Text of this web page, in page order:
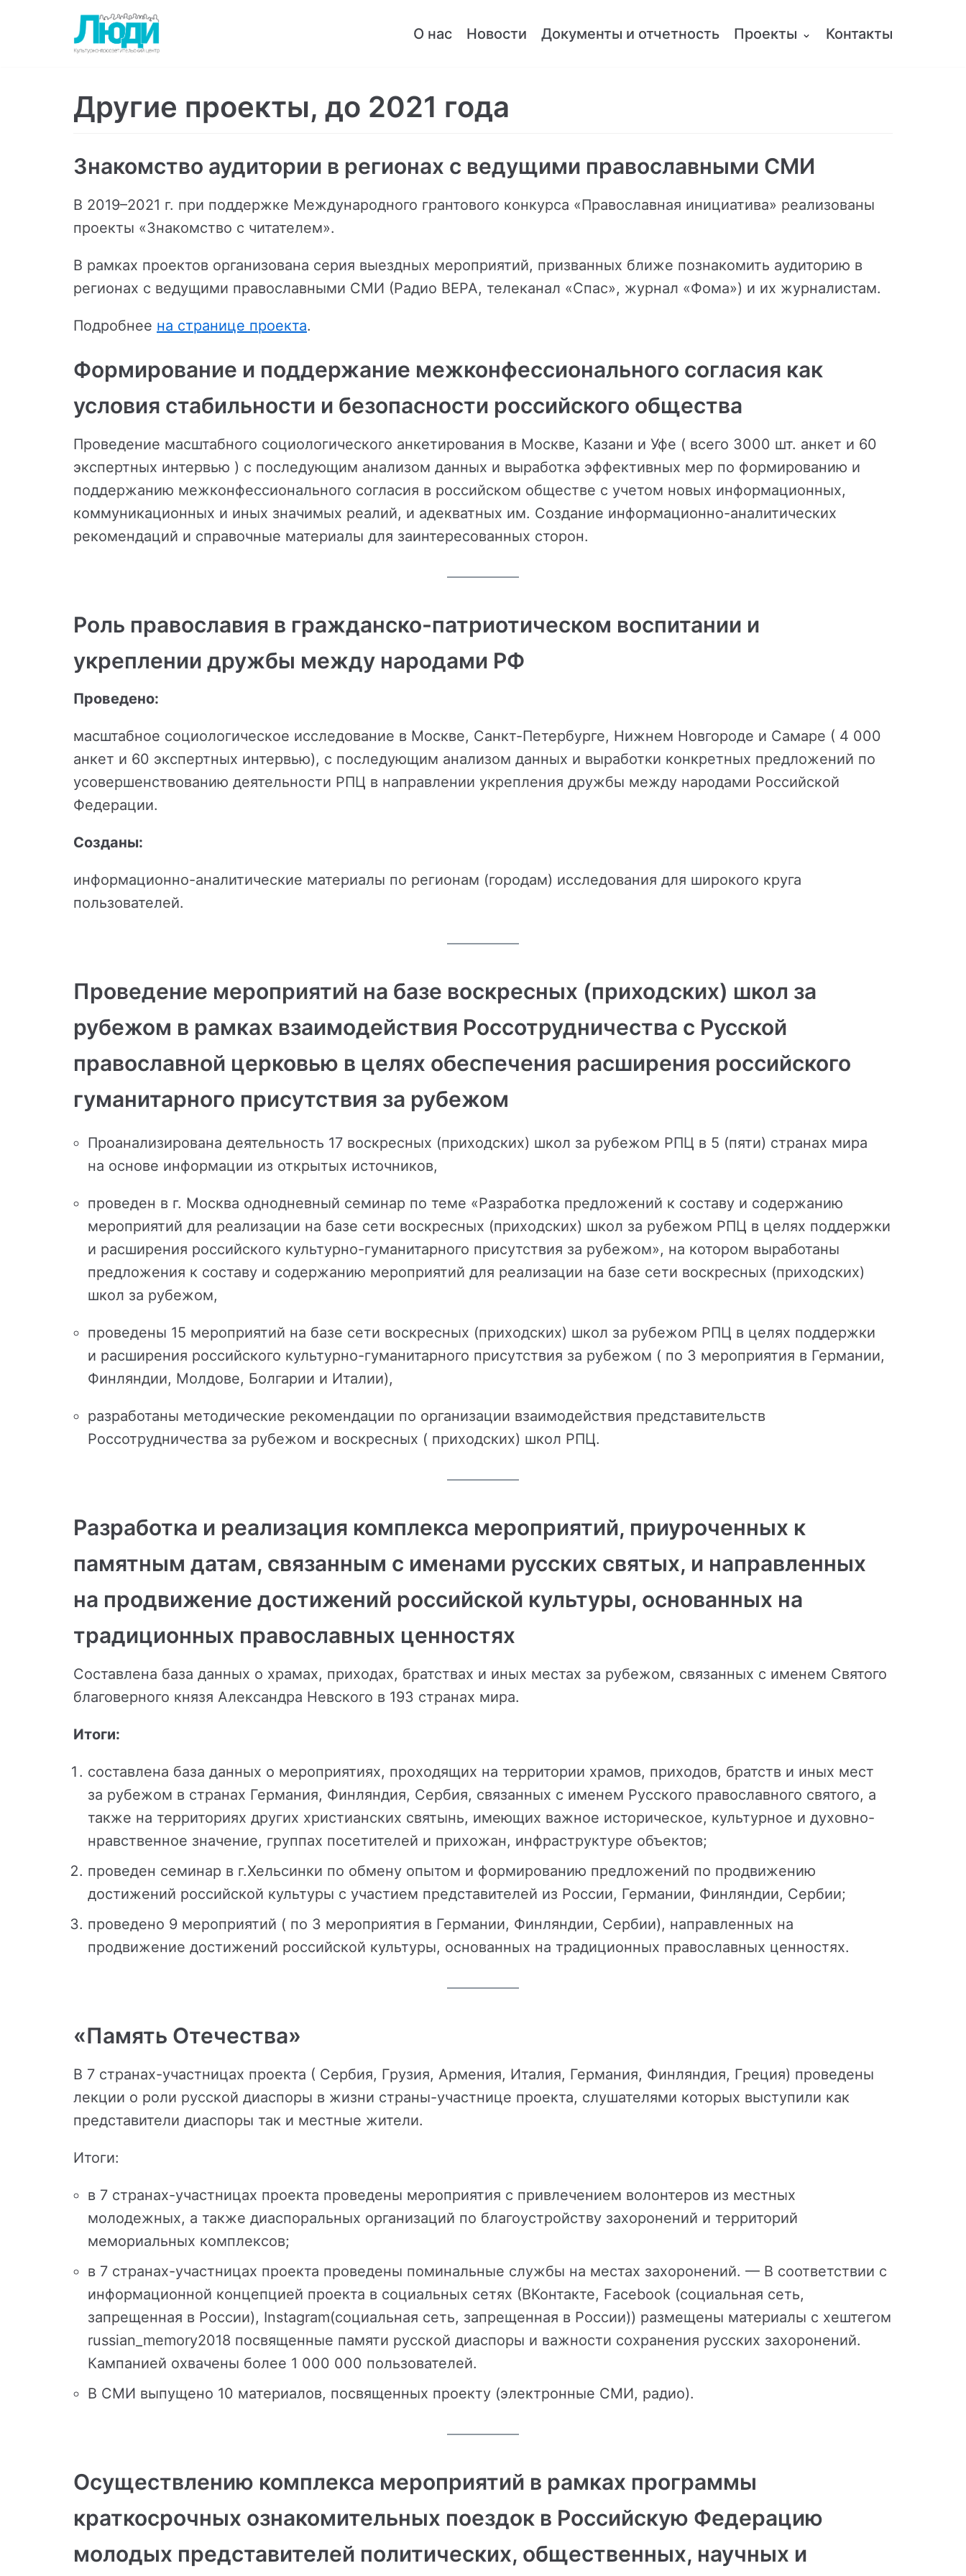
О нас Новости Документы и отчетность Проекты Контакты
Другие проекты, до 2021 года
Знакомство аудитории в регионах с ведущими православными СМИ
В 2019–2021 г. при поддержке Международного грантового конкурса «Православная инициатива» реализованы
проекты «Знакомство с читателем».
В рамках проектов организована серия выездных мероприятий, призванных ближе познакомить аудиторию в
регионах с ведущими православными СМИ (Радио ВЕРА, телеканал «Спас», журнал «Фома») и их журналистам.
Подробнее на странице проекта.
Формирование и поддержание межконфессионального согласия как
условия стабильности и безопасности российского общества
Проведение масштабного социологического анкетирования в Москве, Казани и Уфе ( всего 3000 шт. анкет и 60
экспертных интервью ) с последующим анализом данных и выработка эффективных мер по формированию и
поддержанию межконфессионального согласия в российском обществе с учетом новых информационных,
коммуникационных и иных значимых реалий, и адекватных им. Создание информационно-аналитических
рекомендаций и справочные материалы для заинтересованных сторон.
Роль православия в гражданско-патриотическом воспитании и
укреплении дружбы между народами РФ
Проведено:
масштабное социологическое исследование в Москве, Санкт-Петербурге, Нижнем Новгороде и Самаре ( 4 000
анкет и 60 экспертных интервью), с последующим анализом данных и выработки конкретных предложений по
усовершенствованию деятельности РПЦ в направлении укрепления дружбы между народами Российской
Федерации.
Созданы:
информационно-аналитические материалы по регионам (городам) исследования для широкого круга
пользователей.
Проведение мероприятий на базе воскресных (приходских) школ за
рубежом в рамках взаимодействия Россотрудничества с Русской
православной церковью в целях обеспечения расширения российского
гуманитарного присутствия за рубежом
Проанализирована деятельность 17 воскресных (приходских) школ за рубежом РПЦ в 5 (пяти) странах мира
на основе информации из открытых источников,
проведен в г. Москва однодневный семинар по теме «Разработка предложений к составу и содержанию
мероприятий для реализации на базе сети воскресных (приходских) школ за рубежом РПЦ в целях поддержки
и расширения российского культурно-гуманитарного присутствия за рубежом», на котором выработаны
предложения к составу и содержанию мероприятий для реализации на базе сети воскресных (приходских)
школ за рубежом,
проведены 15 мероприятий на базе сети воскресных (приходских) школ за рубежом РПЦ в целях поддержки
и расширения российского культурно-гуманитарного присутствия за рубежом ( по 3 мероприятия в Германии,
Финляндии, Молдове, Болгарии и Италии),
разработаны методические рекомендации по организации взаимодействия представительств
Россотрудничества за рубежом и воскресных ( приходских) школ РПЦ.
Разработка и реализация комплекса мероприятий, приуроченных к
памятным датам, связанным с именами русских святых, и направленных
на продвижение достижений российской культуры, основанных на
традиционных православных ценностях
Составлена база данных о храмах, приходах, братствах и иных местах за рубежом, связанных с именем Святого
благоверного князя Александра Невского в 193 странах мира.
Итоги:
составлена база данных о мероприятиях, проходящих на территории храмов, приходов, братств и иных мест
за рубежом в странах Германия, Финляндия, Сербия, связанных с именем Русского православного святого, а
также на территориях других христианских святынь, имеющих важное историческое, культурное и духовно-
нравственное значение, группах посетителей и прихожан, инфраструктуре объектов;
проведен семинар в г.Хельсинки по обмену опытом и формированию предложений по продвижению
достижений российской культуры с участием представителей из России, Германии, Финляндии, Сербии;
проведено 9 мероприятий ( по 3 мероприятия в Германии, Финляндии, Сербии), направленных на
продвижение достижений российской культуры, основанных на традиционных православных ценностях.
«Память Отечества»
В 7 странах-участницах проекта ( Сербия, Грузия, Армения, Италия, Германия, Финляндия, Греция) проведены
лекции о роли русской диаспоры в жизни страны-участнице проекта, слушателями которых выступили как
представители диаспоры так и местные жители.
Итоги:
в 7 странах-участницах проекта проведены мероприятия с привлечением волонтеров из местных
молодежных, а также диаспоральных организаций по благоустройству захоронений и территорий
мемориальных комплексов;
в 7 странах-участницах проекта проведены поминальные службы на местах захоронений. — В соответствии с
информационной концепцией проекта в социальных сетях (ВКонтакте, Facebook (социальная сеть,
запрещенная в России), Instagram(социальная сеть, запрещенная в России)) размещены материалы с хештегом
russian_memory2018 посвященные памяти русской диаспоры и важности сохранения русских захоронений.
Кампанией охвачены более 1 000 000 пользователей.
В СМИ выпущено 10 материалов, посвященных проекту (электронные СМИ, радио).
Осуществлению комплекса мероприятий в рамках программы
краткосрочных ознакомительных поездок в Российскую Федерацию
молодых представителей политических, общественных, научных и